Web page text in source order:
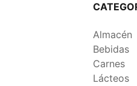
Almacén
Bebidas
Carnes
Lácteos